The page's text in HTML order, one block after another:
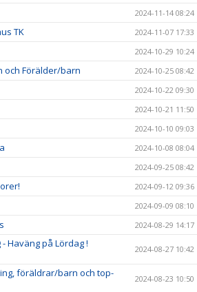
2024-11-14 08:24
TK 2024-11-07 17:33
2024-10-29 10:24
och Förälder/barn 2024-10-25 08:42
2024-10-22 09:30
2024-10-21 11:50
2024-10-10 09:03
2024-10-08 08:04
2024-09-25 08:42
2024-09-12 09:36
2024-09-09 08:10
2024-08-29 14:17
Haväng på Lördag !
2024-08-27 10:42
föräldrar/barn och top-
2024-08-23 10:50